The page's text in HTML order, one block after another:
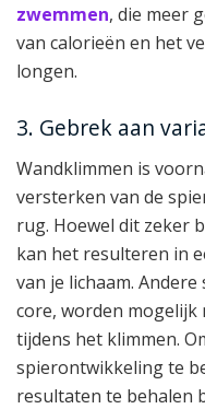
zwemmen, die meer
van calorieën en het
longen.
3. Gebrek aan
Wandklimmen is
versterken van de
rug. Hoewel dit zeker
kan het resulteren in
van je lichaam.
core, worden
tijdens het klimmen.
spierontwikkeling te
resultaten te behalen